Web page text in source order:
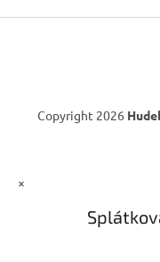
í
Copyright 2026
×